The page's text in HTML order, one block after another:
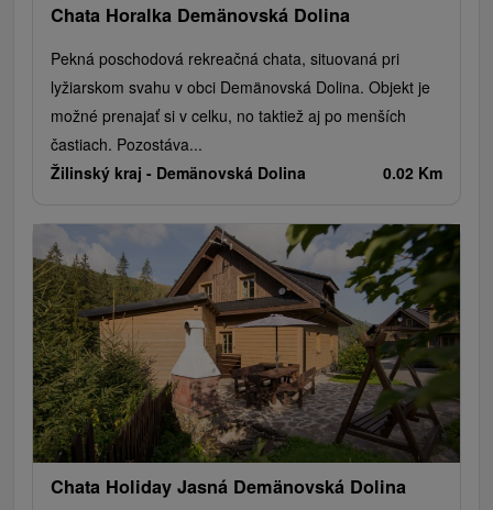
Chata Horalka Demänovská Dolina
Pekná poschodová rekreačná chata, situovaná pri
lyžiarskom svahu v obci Demänovská Dolina. Objekt je
možné prenajať si v celku, no taktiež aj po menších
častiach. Pozostáva...
Žilinský kraj - Demänovská Dolina 0.02 Km
Chata Holiday Jasná Demänovská Dolina